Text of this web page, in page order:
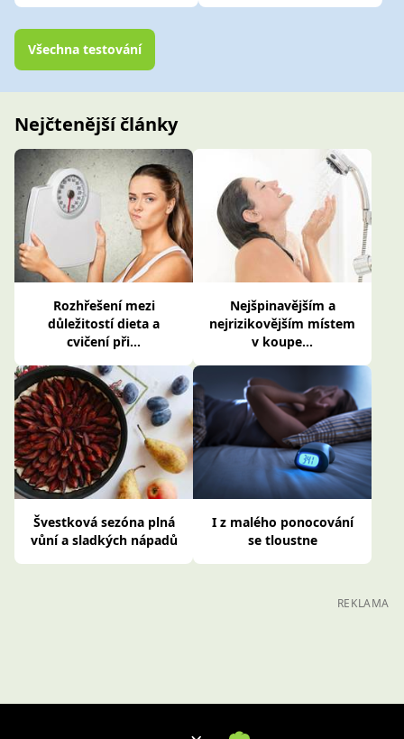
Všechna testování
Nejčtenější články
Rozhřešení mezi
důležitostí dieta a
cvičení při...
Nejšpinavějším a
nejrizikovějším místem
v koupe...
Švestková sezóna plná
vůní a sladkých nápadů
I z malého ponocování
se tloustne
REKLAMA